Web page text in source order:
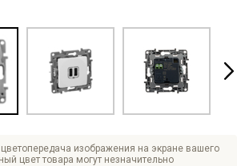
изображения на экране вашего
цвет товара могут незначительно